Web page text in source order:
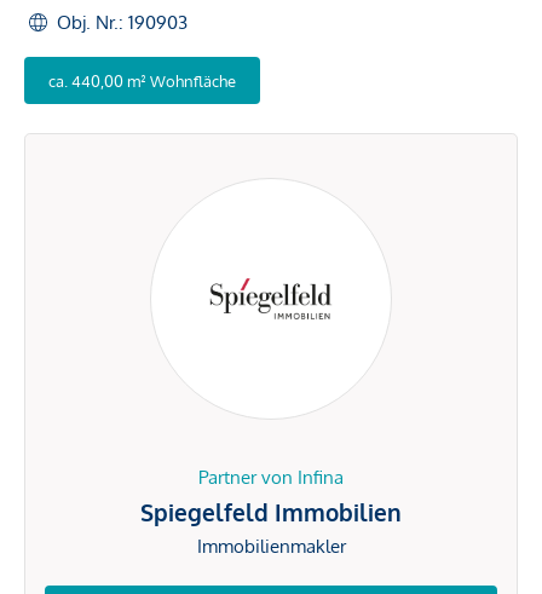
Obj. Nr.: 190903
ca. 440,00 m² Wohnfläche
Partner von Infina
Spiegelfeld Immobilien
Immobilienmakler